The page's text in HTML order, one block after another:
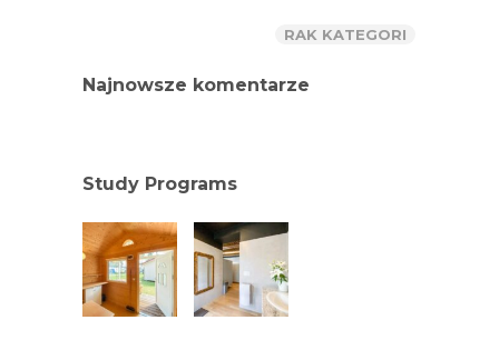
RAK KATEGORI
Najnowsze komentarze
Study Programs